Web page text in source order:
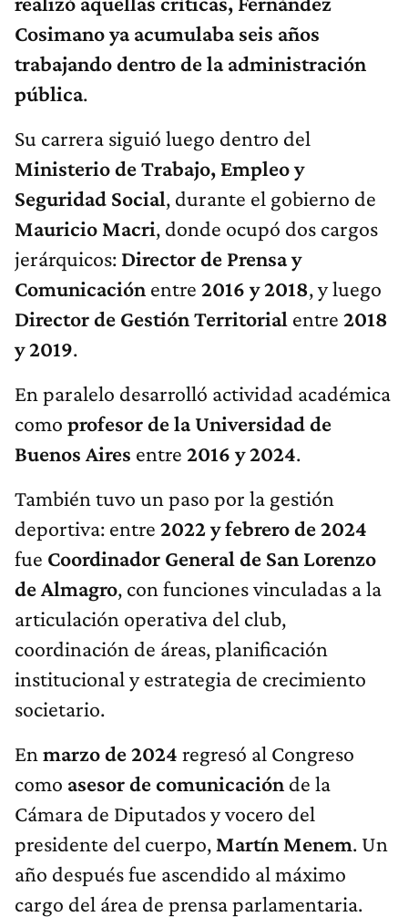
Cosimano ya acumulaba seis años
trabajando dentro de la administración
pública.
Su carrera siguió luego dentro del
Ministerio de Trabajo, Empleo y
Seguridad Social, durante el gobierno de
Mauricio Macri, donde ocupó dos cargos
jerárquicos: Director de Prensa y
Comunicación entre 2016 y 2018, y luego
Director de Gestión Territorial entre 2018
y 2019.
En paralelo desarrolló actividad académica
como profesor de la Universidad de
Buenos Aires entre 2016 y 2024.
También tuvo un paso por la gestión
deportiva: entre 2022 y febrero de 2024
fue Coordinador General de San Lorenzo
de Almagro, con funciones vinculadas a la
articulación operativa del club,
coordinación de áreas, planificación
institucional y estrategia de crecimiento
societario.
En marzo de 2024 regresó al Congreso
como asesor de comunicación de la
Cámara de Diputados y vocero del
presidente del cuerpo, Martín Menem. Un
año después fue ascendido al máximo
cargo del área de prensa parlamentaria.